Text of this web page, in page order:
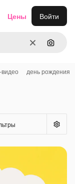
ОчиститьПоиск
Цены Войти
день рождения